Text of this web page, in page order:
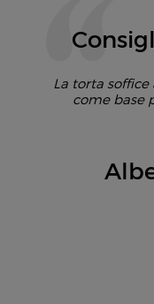
La torta soffice
come base